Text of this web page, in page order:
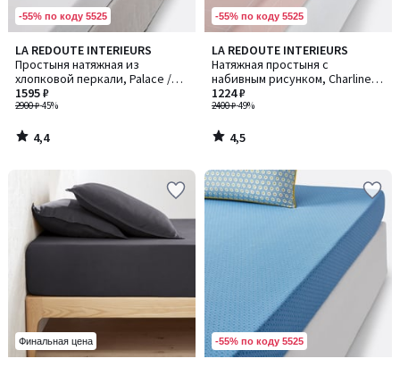
-55% по коду 5525
LA REDOUTE INTERIEURS
Простыня натяжная из
хлопковой перкали, Palace /
Пелес
2900 ₽-45%
1595 ₽
4,4
/ 5
4,4
/
-55% по коду 5525
LA REDOUTE INTERIEURS
Натяжная простыня с
набивным рисунком, Charline /
Шарлин
2400 ₽-49%
1224 ₽
4,5
/ 5
4,5
/
Финальная цена -55% по коду 5525